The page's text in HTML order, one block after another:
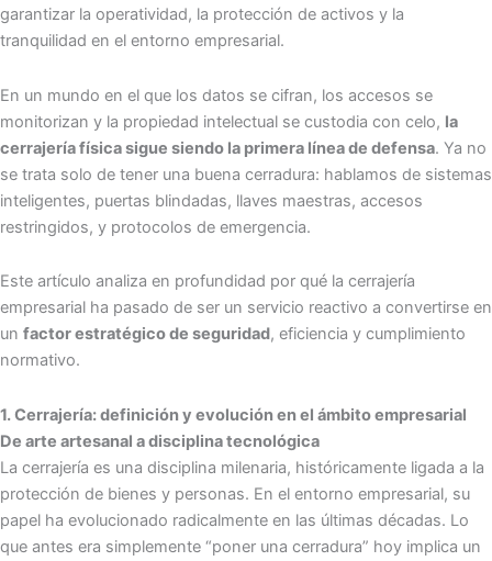
garantizar la operatividad, la protección de activos y la
tranquilidad en el entorno empresarial.
En un mundo en el que los datos se cifran, los accesos se
monitorizan y la propiedad intelectual se custodia con celo, la
cerrajería física sigue siendo la primera línea de defensa. Ya no
se trata solo de tener una buena cerradura: hablamos de sistemas
inteligentes, puertas blindadas, llaves maestras, accesos
restringidos, y protocolos de emergencia.
Este artículo analiza en profundidad por qué la cerrajería
empresarial ha pasado de ser un servicio reactivo a convertirse en
un factor estratégico de seguridad, eficiencia y cumplimiento
normativo.
1. Cerrajería: definición y evolución en el ámbito empresarial
De arte artesanal a disciplina tecnológica
La cerrajería es una disciplina milenaria, históricamente ligada a la
protección de bienes y personas. En el entorno empresarial, su
papel ha evolucionado radicalmente en las últimas décadas. Lo
que antes era simplemente “poner una cerradura” hoy implica un